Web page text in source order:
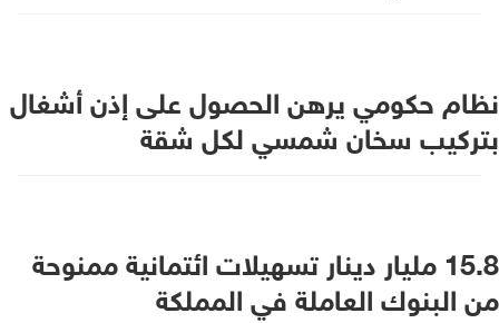
نظام حكومي يرهن الحصول على إذن أشغال
بتركيب سخان شمسي لكل شقة
15.8 مليار دينار تسهيلات ائتمانية ممنوحة
من البنوك العاملة في المملكة